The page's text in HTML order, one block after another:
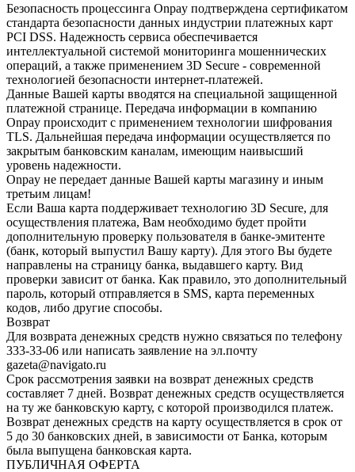
Безопасность процессинга Onpay подтверждена сертификатом
стандарта безопасности данных индустрии платежных карт
PCI DSS. Надежность сервиса обеспечивается
интеллектуальной системой мониторинга мошеннических
операций, а также применением 3D Secure - современной
технологией безопасности интернет-платежей.
Данные Вашей карты вводятся на специальной защищенной
платежной странице. Передача информации в компанию
Onpay происходит с применением технологии шифрования
TLS. Дальнейшая передача информации осуществляется по
закрытым банковским каналам, имеющим наивысший
уровень надежности.
Onpay не передает данные Вашей карты магазину и иным
третьим лицам!
Если Ваша карта поддерживает технологию 3D Secure, для
осуществления платежа, Вам необходимо будет пройти
дополнительную проверку пользователя в банке-эмитенте
(банк, который выпустил Вашу карту). Для этого Вы будете
направлены на страницу банка, выдавшего карту. Вид
проверки зависит от банка. Как правило, это дополнительный
пароль, который отправляется в SMS, карта переменных
кодов, либо другие способы.
Возврат
Для возврата денежных средств нужно связаться по телефону
333-33-06 или написать заявление на эл.почту
gazeta@navigato.ru
Срок рассмотрения заявки на возврат денежных средств
составляет 7 дней. Возврат денежных средств осуществляется
на ту же банковскую карту, с которой производился платеж.
Возврат денежных средств на карту осуществляется в срок от
5 до 30 банковских дней, в зависимости от Банка, которым
была выпущена банковская карта.
ПУБЛИЧНАЯ ОФЕРТА